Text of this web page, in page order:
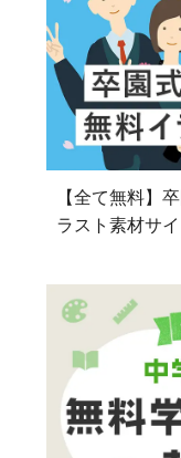
【全て無料】
ラスト素材サ